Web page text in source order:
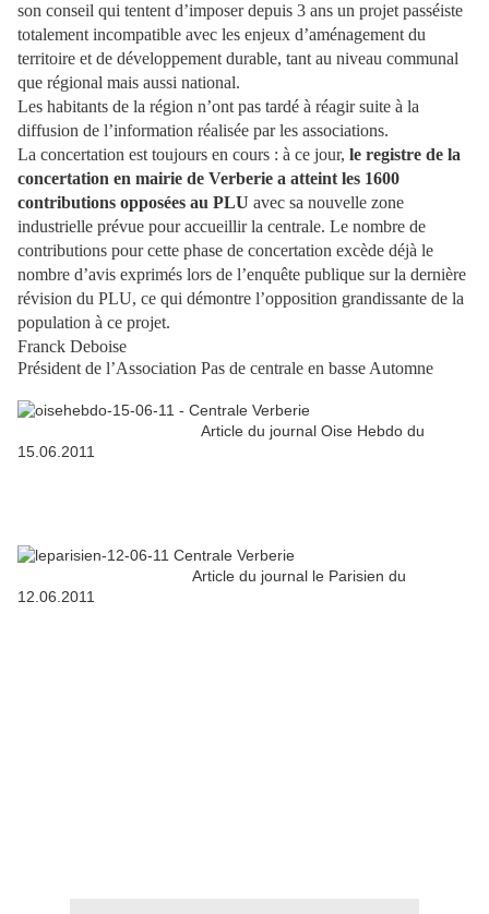
son conseil qui tentent d’imposer depuis 3 ans un projet passéiste
totalement incompatible avec les enjeux d’aménagement du
territoire et de développement durable, tant au niveau communal
que régional mais aussi national.
Les habitants de la région n’ont pas tardé à réagir suite à la
diffusion de l’information réalisée par les associations.
La concertation est toujours en cours : à ce jour, le registre de la
concertation en mairie de Verberie a atteint les 1600
contributions opposées au PLU avec sa nouvelle zone
industrielle prévue pour accueillir la centrale. Le nombre de
contributions pour cette phase de concertation excède déjà le
nombre d’avis exprimés lors de l’enquête publique sur la dernière
révision du PLU, ce qui démontre l’opposition grandissante de la
population à ce projet.
Franck Deboise
Président de l’Association Pas de centrale en basse Automne
Article du journal Oise Hebdo du
15.06.2011
Article du journal le Parisien du
12.06.2011